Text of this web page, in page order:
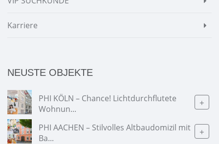
Karriere
NEUSTE OBJEKTE
PHI KÖLN – Chance! Lichtdurchflutete
Wohnun...
+
PHI AACHEN – Stilvolles Altbaudomizil mit
Ba...
+